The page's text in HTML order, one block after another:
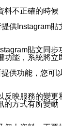
不正確的時
供Instagram
貼文同
能，系統將
供功能，您可
映服務的變
的方式有所變